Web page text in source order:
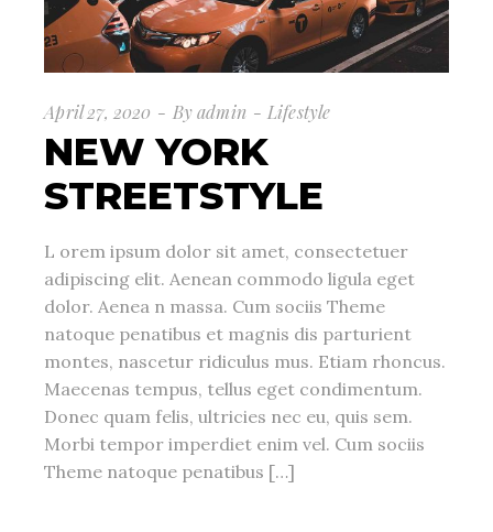
April 27, 2020 Byadmin Lifestyle
NEW YORK
STREETSTYLE
L orem ipsum dolor sit amet, consectetuer
adipiscing elit. Aenean commodo ligula eget
dolor. Aenea n massa. Cum sociis Theme
natoque penatibus et magnis dis parturient
montes, nascetur ridiculus mus. Etiam rhoncus.
Maecenas tempus, tellus eget condimentum.
Donec quam felis, ultricies nec eu, quis sem.
Morbi tempor imperdiet enim vel. Cum sociis
Theme natoque penatibus […]